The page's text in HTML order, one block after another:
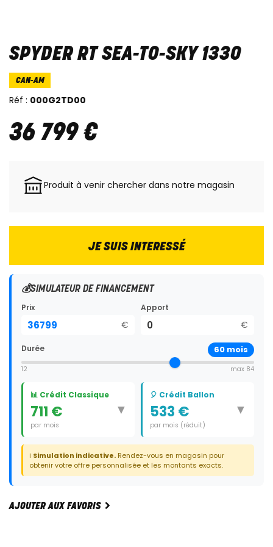
SPYDER RT SEA-TO-SKY 1330
CAN-AM
Réf : 000G2TD00
36 799€
Produit à venir chercher dans notre magasin
JE SUIS INTERESSÉ
💰SIMULATEUR DE FINANCEMENT
Prix
€
Apport
€
Durée 60 mois
12 max 84
📊 Crédit Classique
711 €
par mois
▼
Durée: 60 mois
🎈 Crédit Ballon
533 €
par mois (réduit)
▼
Durée:
59 mois
Dernier paiement:12 880 €
ℹ️ Simulation indicative. Rendez-vous en magasin pour
obtenir votre offre personnalisée et les montants exacts.
AJOUTER AUX FAVORIS